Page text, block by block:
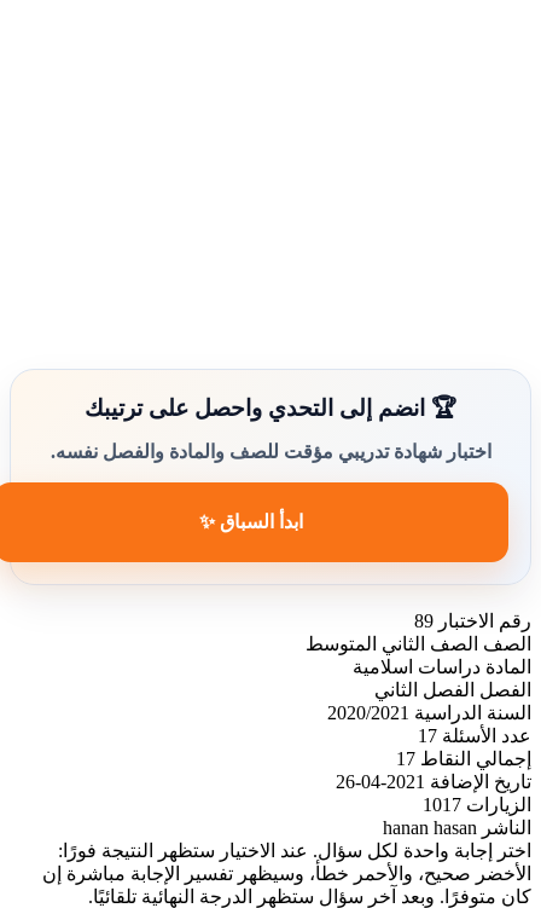
🏆 انضم إلى التحدي واحصل على ترتيبك
اختبار شهادة تدريبي مؤقت للصف والمادة والفصل نفسه.
ابدأ السباق ✨
رقم الاختبار 89
الصف
الصف الثاني المتوسط
المادة دراسات اسلامية
الفصل
الفصل الثاني
السنة الدراسية
2020/2021
عدد الأسئلة 17
إجمالي النقاط 17
تاريخ الإضافة
2021-04-26
الزيارات 1017
الناشر hanan hasan
اختر إجابة واحدة لكل سؤال. عند الاختيار ستظهر النتيجة فورًا:
الأخضر صحيح، والأحمر خطأ، وسيظهر تفسير الإجابة مباشرة إن
كان متوفرًا. وبعد آخر سؤال ستظهر الدرجة النهائية تلقائيًا.